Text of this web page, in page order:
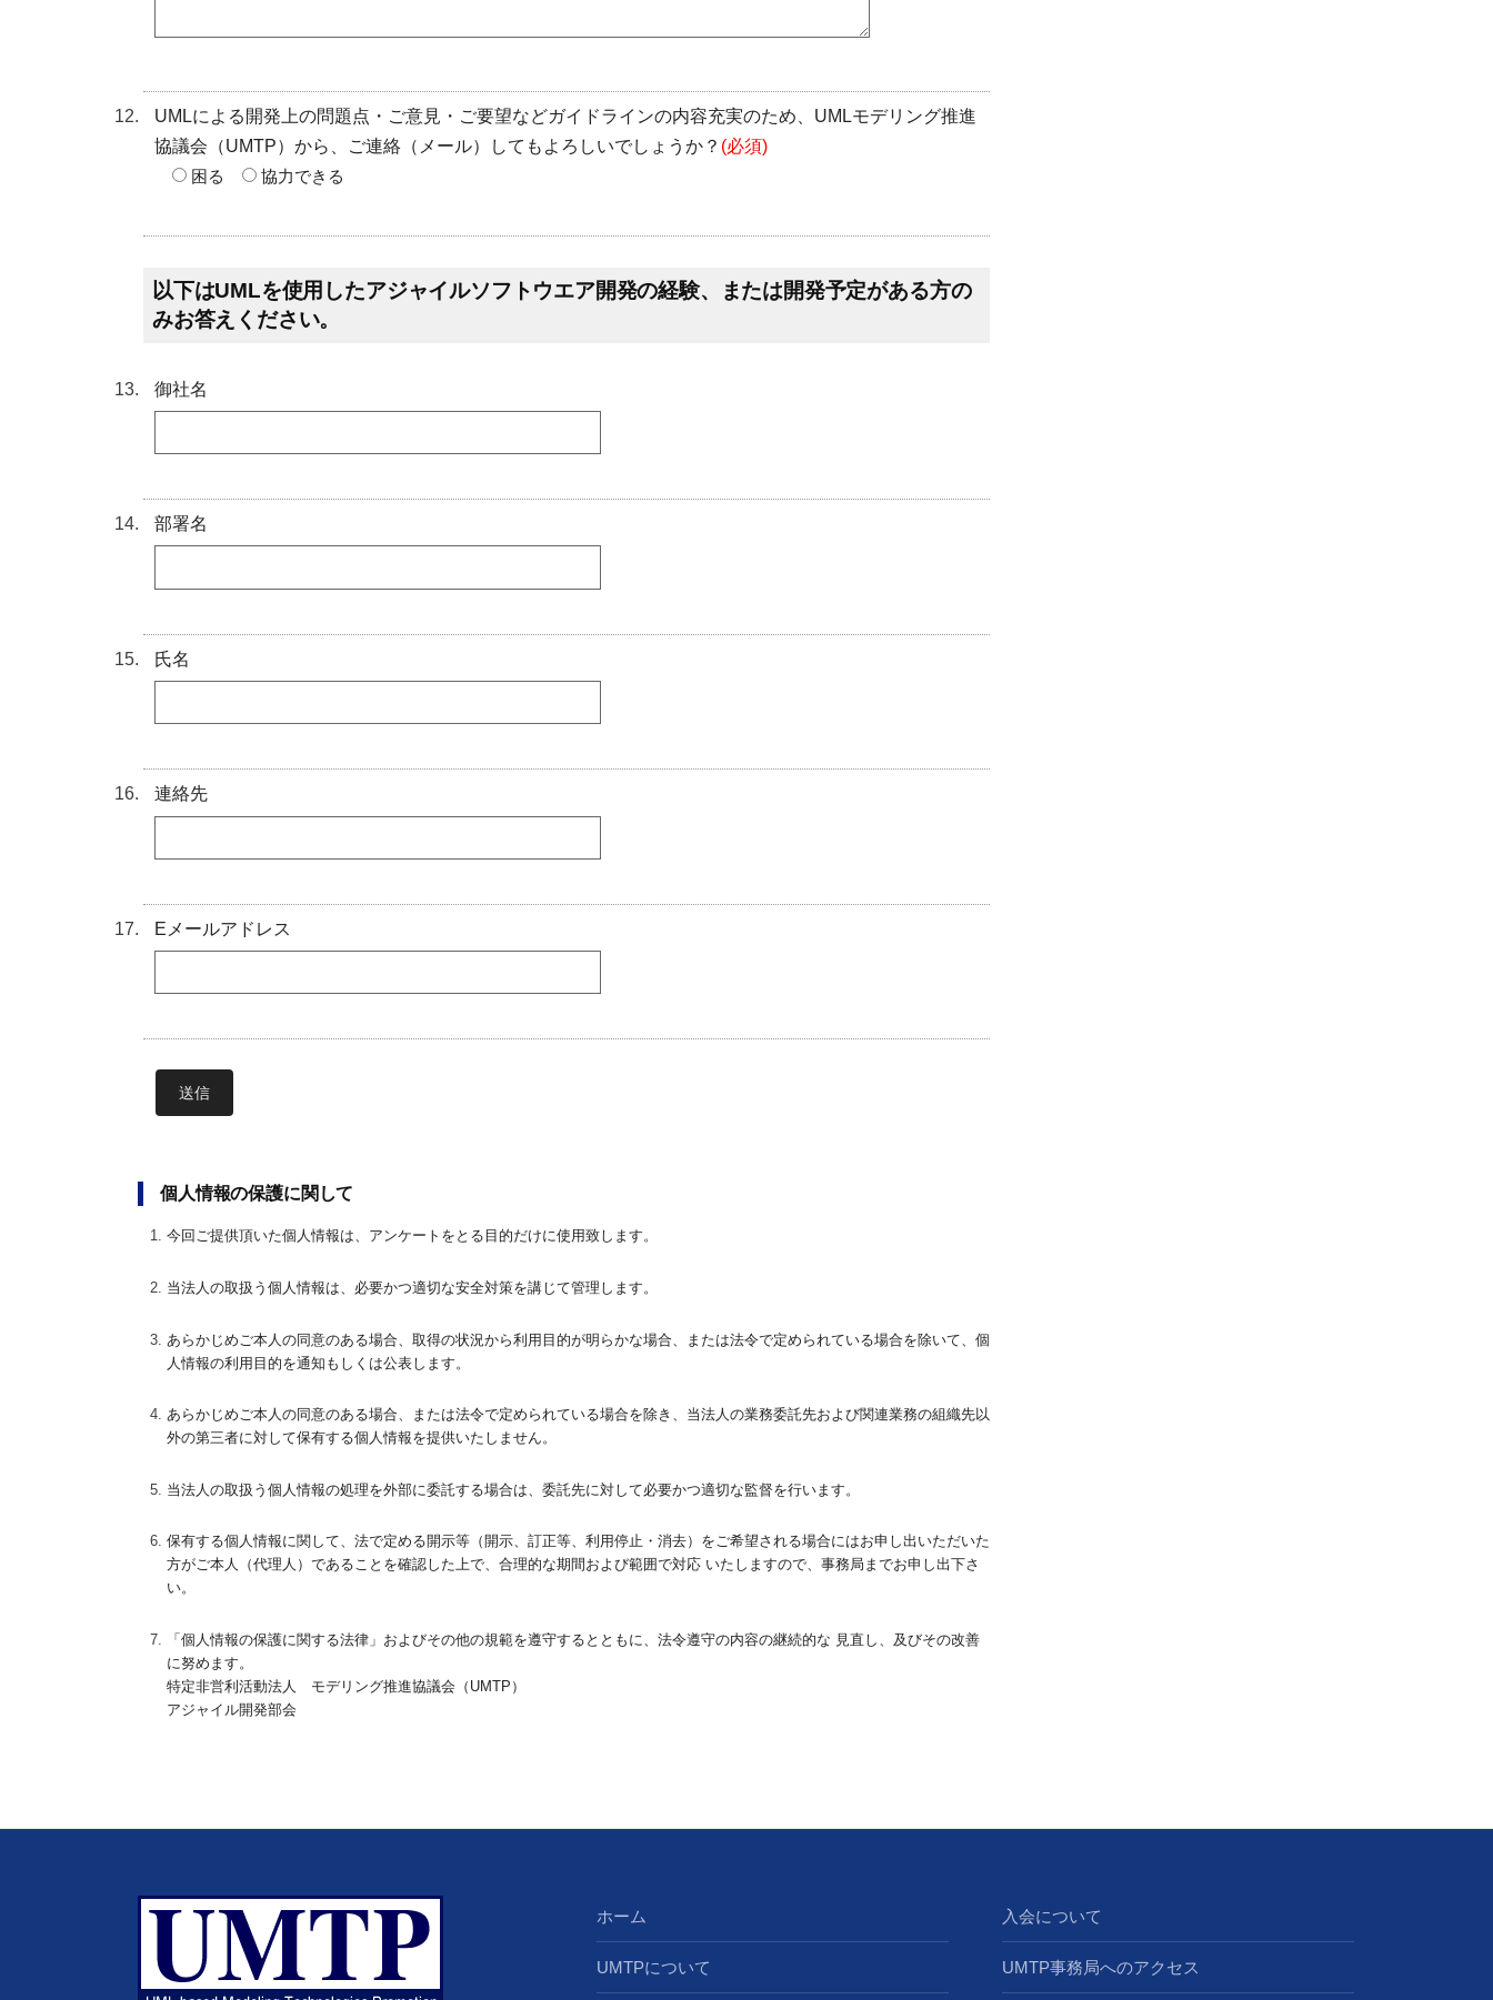
UMLによる開発上の問題点・ご意見・ご要望などガイドラインの内容充実のため、UMLモデリング推進
協議会（UMTP）から、ご連絡（メール）してもよろしいでしょうか？ (必須)
困る
協力できる
以下はUMLを使用したアジャイルソフトウエア開発の経験、または開発予定がある方の
みお答えください。
御社名
部署名
氏名
連絡先
Eメールアドレス
個人情報の保護に関して
今回ご提供頂いた個人情報は、アンケートをとる目的だけに使用致します。
当法人の取扱う個人情報は、必要かつ適切な安全対策を講じて管理します。
あらかじめご本人の同意のある場合、取得の状況から利用目的が明らかな場合、または法令で定められている場合を除いて、個
人情報の利用目的を通知もしくは公表します。
あらかじめご本人の同意のある場合、または法令で定められている場合を除き、当法人の業務委託先および関連業務の組織先以
外の第三者に対して保有する個人情報を提供いたしません。
当法人の取扱う個人情報の処理を外部に委託する場合は、委託先に対して必要かつ適切な監督を行います。
保有する個人情報に関して、法で定める開示等（開示、訂正等、利用停止・消去）をご希望される場合にはお申し出いただいた
方がご本人（代理人）であることを確認した上で、合理的な期間および範囲で対応 いたしますので、事務局までお申し出下さ
い。
「個人情報の保護に関する法律」およびその他の規範を遵守するとともに、法令遵守の内容の継続的な 見直し、及びその改善
に努めます。
特定非営利活動法人 モデリング推進協議会（UMTP）
アジャイル開発部会
ホーム
UMTPについて
入会について
UMTP事務局へのアクセス